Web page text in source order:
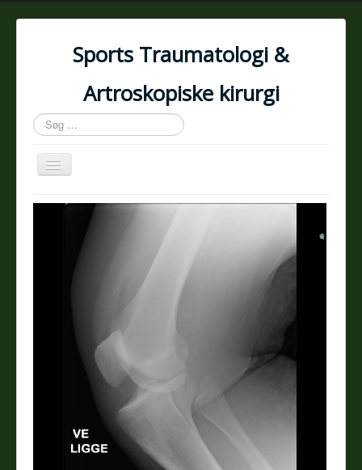
Sports Traumatologi &
Artroskopiske kirurgi
Søg
…
Skift
navigation
Forside